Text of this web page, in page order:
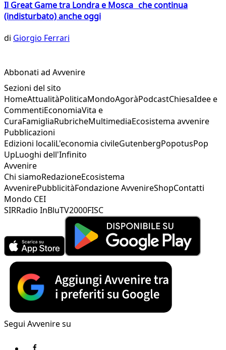
Il Great Game tra Londra e Mosca che continua
(indisturbato) anche oggi
di Giorgio Ferrari
Abbonati ad Avvenire
Sezioni del sito
HomeAttualitàPoliticaMondoAgoràPodcastChiesaIdee e
CommentiEconomiaVita e
CuraFamigliaRubricheMultimediaEcosistema avvenire
Pubblicazioni
Edizioni localiL'economia civileGutenbergPopotusPop
UpLuoghi dell'Infinito
Avvenire
Chi siamoRedazioneEcosistema
AvvenirePubblicitàFondazione AvvenireShopContatti
Mondo CEI
SIRRadio InBluTV2000FISC
Segui Avvenire su